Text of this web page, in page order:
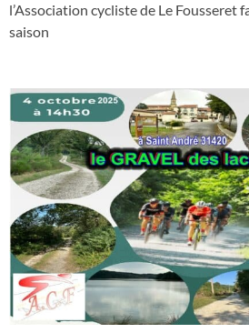
l’Association cycliste de Le Fousseret
saison